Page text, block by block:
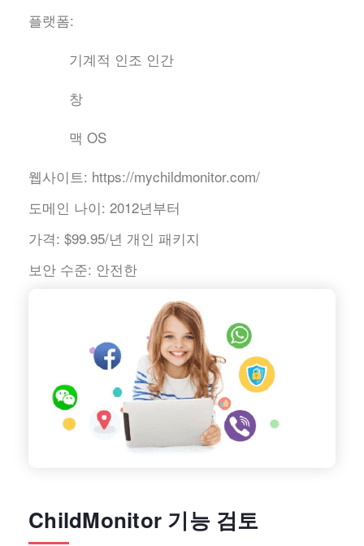
플랫폼:
기계적 인조 인간
창
맥 OS
웹사이트: https://mychildmonitor.com/
도메인 나이: 2012년부터
가격: $99.95/년 개인 패키지
보안 수준: 안전한
ChildMonitor 기능 검토